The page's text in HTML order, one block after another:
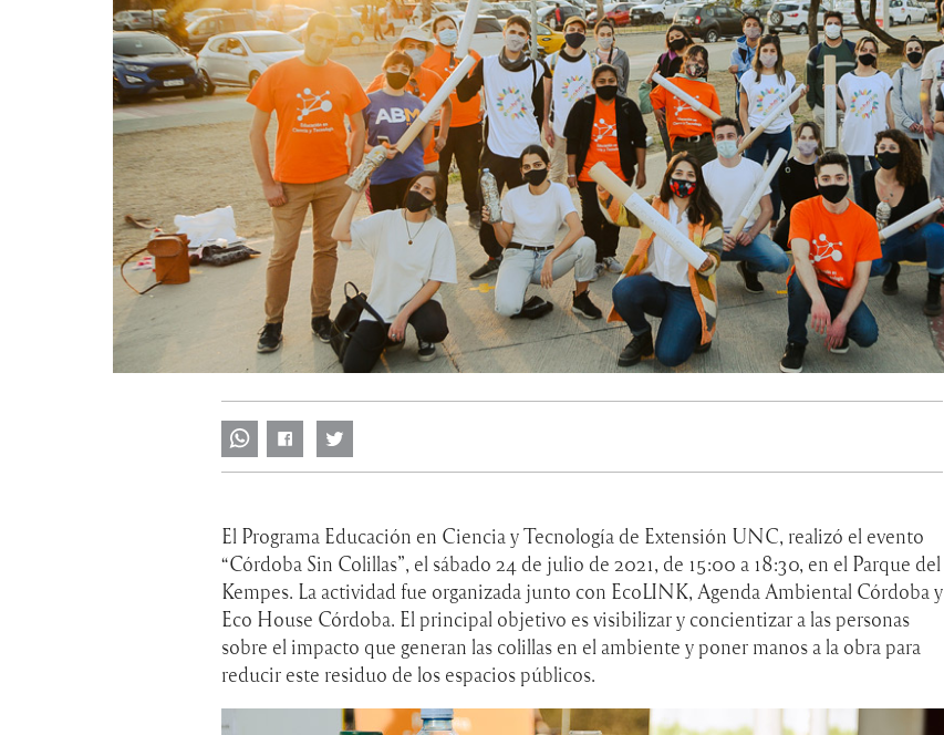
El Programa Educación en Ciencia y Tecnología de Extensión UNC, realizó el evento
“Córdoba Sin Colillas”, el sábado 24 de julio de 2021, de 15:00 a 18:30, en el Parque del
Kempes. La actividad fue organizada junto con EcoLINK, Agenda Ambiental Córdoba y
Eco House Córdoba. El principal objetivo es visibilizar y concientizar a las personas
sobre el impacto que generan las colillas en el ambiente y poner manos a la obra para
reducir este residuo de los espacios públicos.